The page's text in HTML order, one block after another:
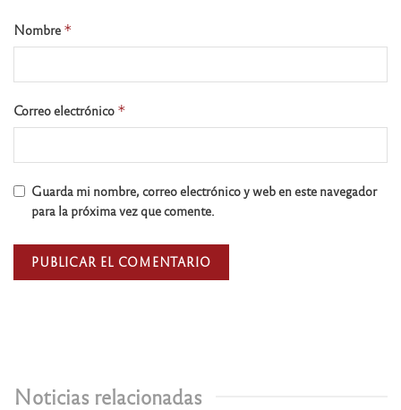
Noticias relacionadas
Nombre *
Correo electrónico *
Guarda mi nombre, correo electrónico y web en este navegador
para la próxima vez que comente.